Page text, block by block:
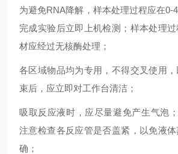
为避免RNA降解，样本处理过程应在0-
完成实验后立即上机检测；样本处理
材应经过无核酶处理；
各区域物品均为专用，不得交叉使用
束后，应立即对工作台清洁；
吸取反应液时，应尽量避免产生气泡
注意检查各反应管是否盖紧，以免液
确；